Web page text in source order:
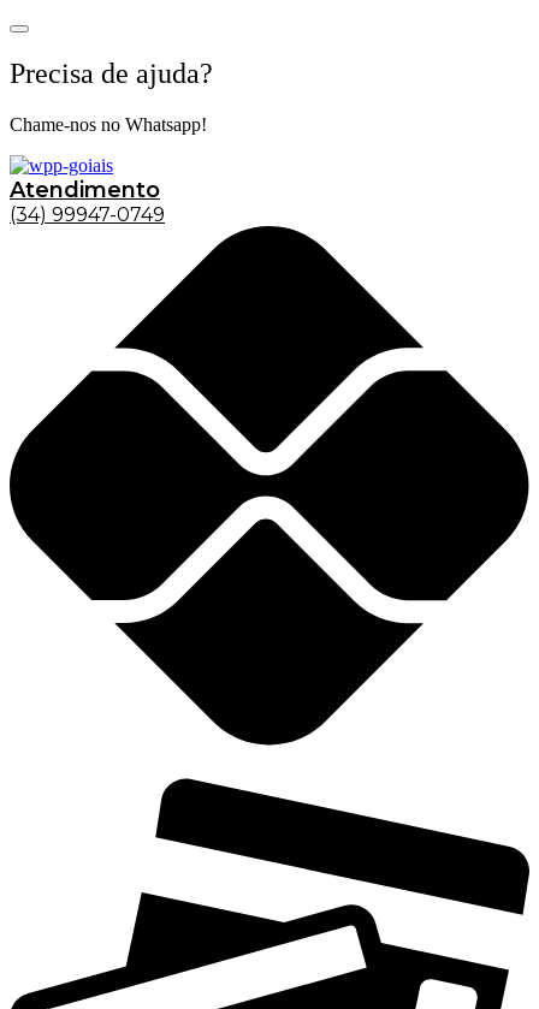
Precisa de ajuda?
Chame-nos no Whatsapp!
Atendimento
(34) 99947-0749